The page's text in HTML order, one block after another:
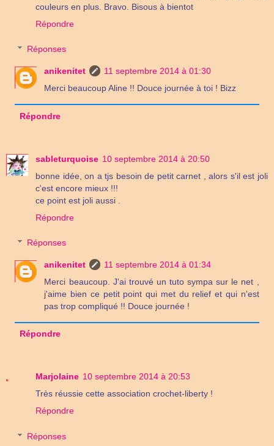
couleurs en plus. Bravo. Bisous à bientot
Répondre
Réponses
anikenitet
11 septembre 2014 à 01:30
Merci beaucoup Aline !! Douce journée à toi ! Bizz
Répondre
sableturquoise 10 septembre 2014 à 20:50
bonne idée, on a tjs besoin de petit carnet , alors s'il est joli
c'est encore mieux !!!
ce point est joli aussi .
Répondre
Réponses
anikenitet
11 septembre 2014 à 01:34
Merci beaucoup. J'ai trouvé un tuto sympa sur le net ,
j'aime bien ce petit point qui met du relief et qui n'est
pas trop compliqué !! Douce journée !
Répondre
Marjolaine 10 septembre 2014 à 20:53
Très réussie cette association crochet-liberty !
Répondre
Réponses